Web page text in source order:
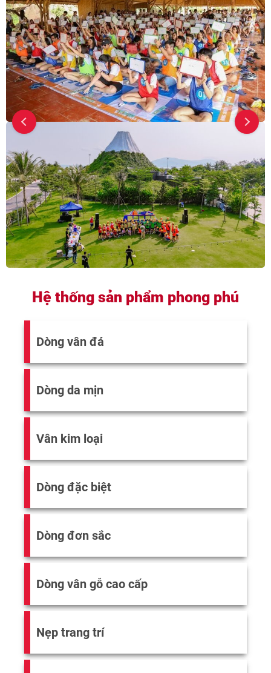
Hệ thống sản phẩm phong phú
Dòng vân đá
Dòng da mịn
Vân kim loại
Dòng đặc biệt
Dòng đơn sắc
Dòng vân gỗ cao cấp
Nẹp trang trí